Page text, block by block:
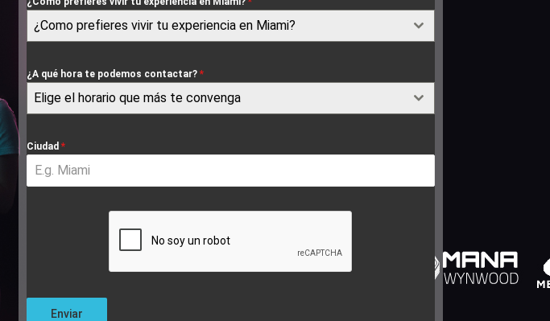
¿Como prefieres vivir tu experiencia en Miami?
¿A qué hora te podemos contactar? *
Elige el horario que más te convenga
Ciudad *
Enviar